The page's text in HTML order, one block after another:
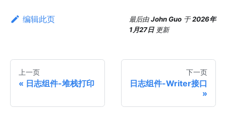
编辑此页 最后由John Guo 于2026年
1月27日 更新
上一页
日志组件-堆栈打印
下一页
日志组件-Writer接口